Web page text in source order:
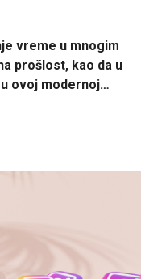
vreme u mnogim
prošlost, kao da u
ovoj modernoj…